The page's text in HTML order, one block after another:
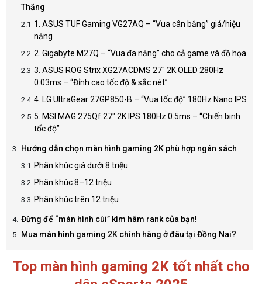
Thắng
1. ASUS TUF Gaming VG27AQ – “Vua cân bằng” giá/hiệu
năng
2. Gigabyte M27Q – “Vua đa năng” cho cả game và đồ họa
3. ASUS ROG Strix XG27ACDMS 27" 2K OLED 280Hz
0.03ms – “Đỉnh cao tốc độ & sắc nét”
4. LG UltraGear 27GP850-B – “Vua tốc độ” 180Hz Nano IPS
5. MSI MAG 275Qf 27" 2K IPS 180Hz 0.5ms – “Chiến binh
tốc độ”
Hướng dẫn chọn màn hình gaming 2K phù hợp ngân sách
Phân khúc giá dưới 8 triệu
Phân khúc 8–12 triệu
Phân khúc trên 12 triệu
Đừng để “màn hình cùi” kìm hãm rank của bạn!
Mua màn hình gaming 2K chính hãng ở đâu tại Đồng Nai?
Top màn hình gaming 2K tốt nhất cho